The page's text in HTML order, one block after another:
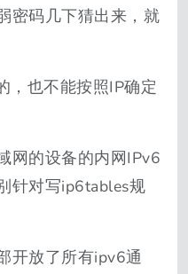
密码几下猜出来，就
，也不能按照IP确定
网的设备的内网IPv6
针对写ip6tables规
开放了所有ipv6通